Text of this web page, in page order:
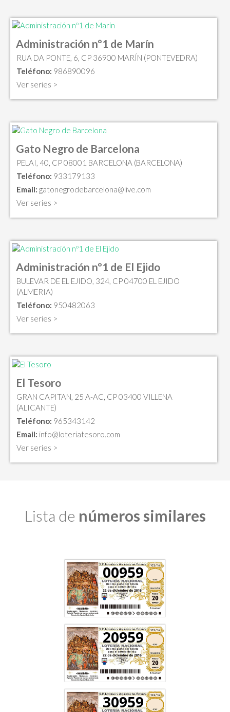
Administración nº1 de Marín
RUA DA PONTE, 6, CP 36900 MARÍN (PONTEVEDRA)
Teléfono: 986890096
Ver series >
Gato Negro de Barcelona
PELAI, 40, CP 08001 BARCELONA (BARCELONA)
Teléfono: 933179133
Email: gatonegrodebarcelona@live.com
Ver series >
Administración nº1 de El Ejido
BULEVAR DE EL EJIDO, 324, CP 04700 EL EJIDO
(ALMERIA)
Teléfono: 950482063
Ver series >
El Tesoro
GRAN CAPITAN, 25 A-AC, CP 03400 VILLENA
(ALICANTE)
Teléfono: 965343142
Email: info@loteriatesoro.com
Ver series >
Lista de números similares
00959
20959
30959